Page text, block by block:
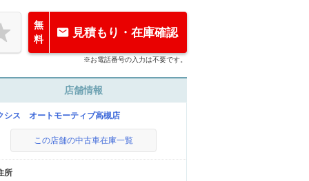
無
料
見積もり・在庫確認
※お電話番号の入力は不要です。
店舗情報
シス オートモーティブ高槻店
この店舗の中古車在庫一覧
所